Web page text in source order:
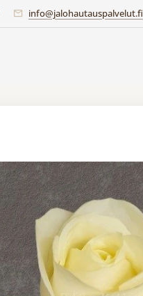
info@jalohautauspalvelut.fi